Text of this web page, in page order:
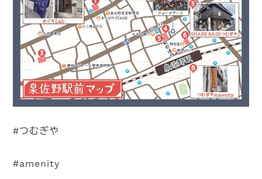
#つむぎや
#amenity